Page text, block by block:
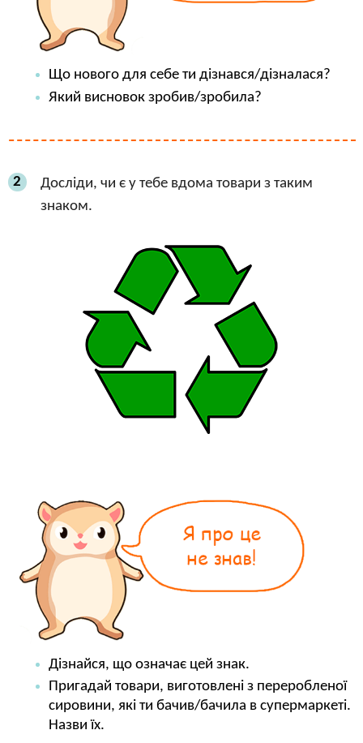
Що нового для себе ти дізнався/дізналася?
Який висновок зробив/зробила?
2
Досліди, чи є у тебе вдома товари з таким
знаком.
Дізнайся, що означає цей знак.
Пригадай товари, виготовлені з переробленої
сировини, які ти бачив/бачила в супермаркеті.
Назви їх.